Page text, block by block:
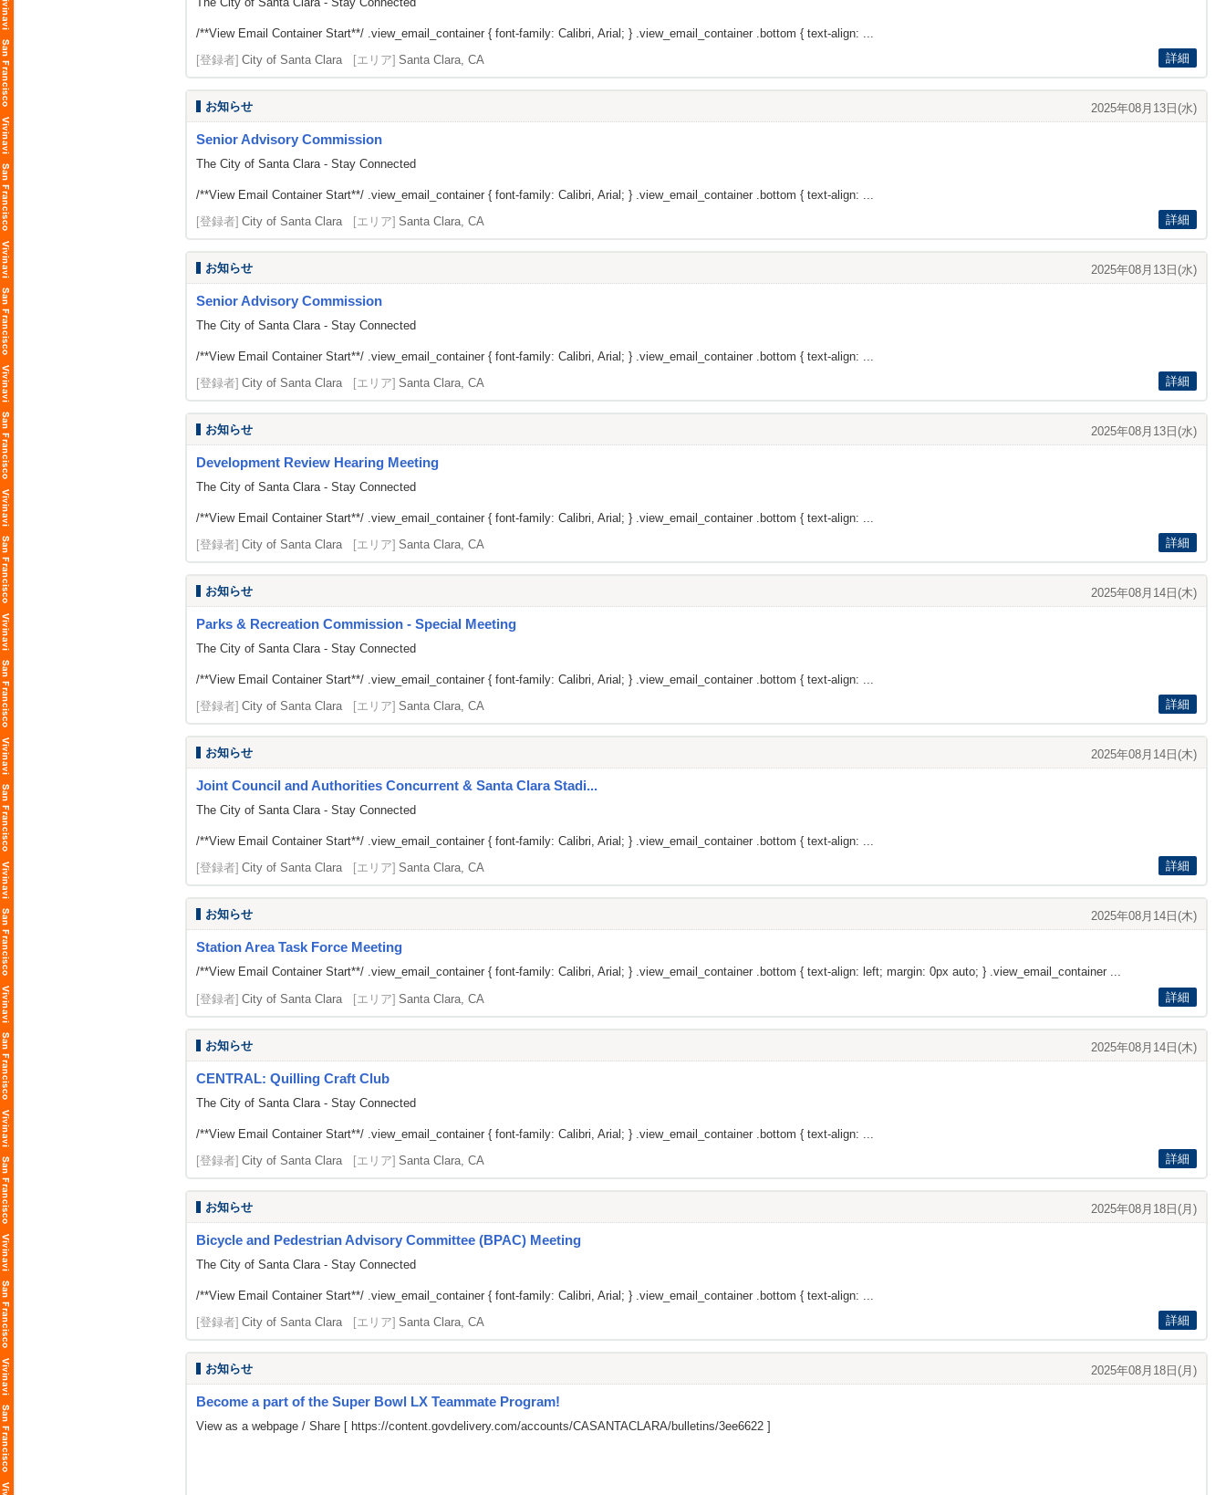
/**View Email Container Start**/ .view_email_container { font-family: Calibri, Arial; } .view_email_container .bottom { text-align: ...
[登録者] City of Santa Clara [エリア] Santa Clara, CA 詳細
お知らせ 2025年08月13日(水)
Senior Advisory Commission
The City of Santa Clara - Stay Connected
/**View Email Container Start**/ .view_email_container { font-family: Calibri, Arial; } .view_email_container .bottom { text-align: ...
[登録者] City of Santa Clara [エリア] Santa Clara, CA 詳細
お知らせ 2025年08月13日(水)
Senior Advisory Commission
The City of Santa Clara - Stay Connected
/**View Email Container Start**/ .view_email_container { font-family: Calibri, Arial; } .view_email_container .bottom { text-align: ...
[登録者] City of Santa Clara [エリア] Santa Clara, CA 詳細
お知らせ 2025年08月13日(水)
Development Review Hearing Meeting
The City of Santa Clara - Stay Connected
/**View Email Container Start**/ .view_email_container { font-family: Calibri, Arial; } .view_email_container .bottom { text-align: ...
[登録者] City of Santa Clara [エリア] Santa Clara, CA 詳細
お知らせ 2025年08月14日(木)
Parks & Recreation Commission - Special Meeting
The City of Santa Clara - Stay Connected
/**View Email Container Start**/ .view_email_container { font-family: Calibri, Arial; } .view_email_container .bottom { text-align: ...
[登録者] City of Santa Clara [エリア] Santa Clara, CA 詳細
お知らせ 2025年08月14日(木)
Joint Council and Authorities Concurrent & Santa Clara Stadi...
The City of Santa Clara - Stay Connected
/**View Email Container Start**/ .view_email_container { font-family: Calibri, Arial; } .view_email_container .bottom { text-align: ...
[登録者] City of Santa Clara [エリア] Santa Clara, CA 詳細
お知らせ 2025年08月14日(木)
Station Area Task Force Meeting
/**View Email Container Start**/ .view_email_container { font-family: Calibri, Arial; } .view_email_container .bottom { text-align: left; margin: 0px auto; } .view_email_container ...
[登録者] City of Santa Clara [エリア] Santa Clara, CA 詳細
お知らせ 2025年08月14日(木)
CENTRAL: Quilling Craft Club
The City of Santa Clara - Stay Connected
/**View Email Container Start**/ .view_email_container { font-family: Calibri, Arial; } .view_email_container .bottom { text-align: ...
[登録者] City of Santa Clara [エリア] Santa Clara, CA 詳細
お知らせ 2025年08月18日(月)
Bicycle and Pedestrian Advisory Committee (BPAC) Meeting
The City of Santa Clara - Stay Connected
/**View Email Container Start**/ .view_email_container { font-family: Calibri, Arial; } .view_email_container .bottom { text-align: ...
[登録者] City of Santa Clara [エリア] Santa Clara, CA 詳細
お知らせ 2025年08月18日(月)
Become a part of the Super Bowl LX Teammate Program!
View as a webpage / Share [ https://content.govdelivery.com/accounts/CASANTACLARA/bulletins/3ee6622 ]